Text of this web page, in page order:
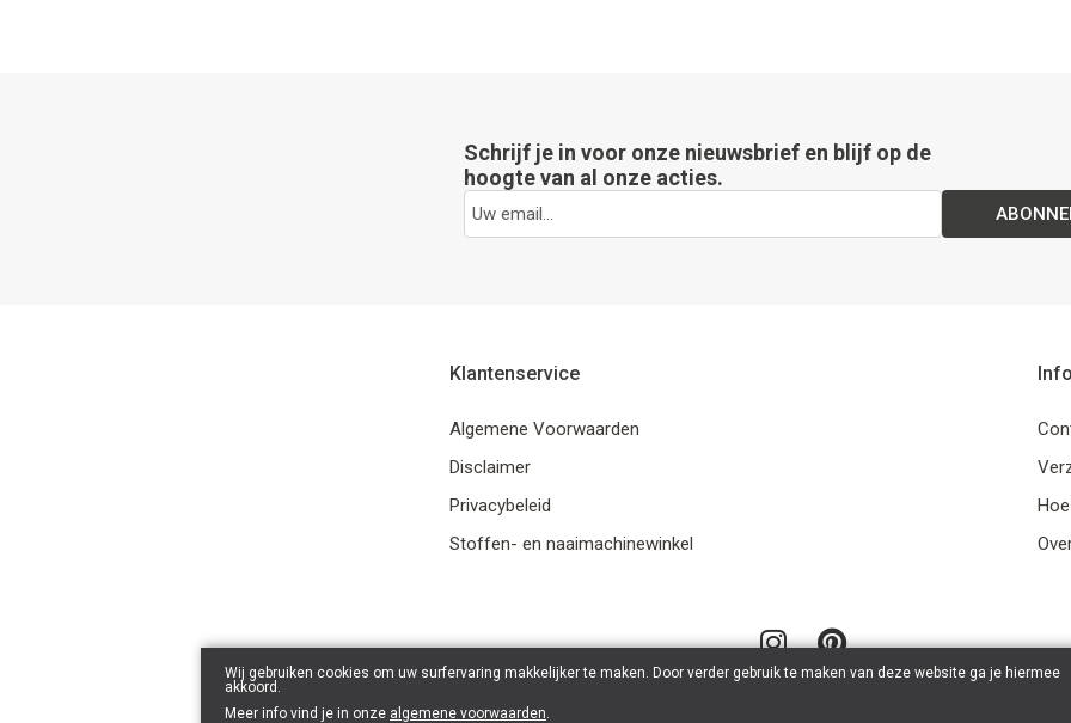
Schrijf je in voor onze nieuwsbrief en blijf op de
hoogte van al onze acties.
Klantenservice
Algemene Voorwaarden
Disclaimer
Privacybeleid
Stoffen- en naaimachinewinkel
Info
Wij gebruiken cookies om uw surfervaring makkelijker te maken. Door verder gebruik te maken van deze website ga je hiermee
akkoord.
Meer info vind je in onze algemene voorwaarden.